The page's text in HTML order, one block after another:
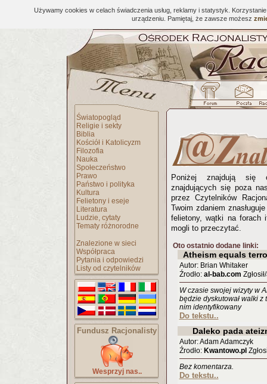
Używamy cookies w celach świadczenia usług, reklamy i statystyk.
urządzeniu. Pamiętaj, że zawsze możesz
Światopogląd
Religie i sekty
Biblia
Kościół i Katolicyzm
Filozofia
Nauka
Społeczeństwo
Prawo
Państwo i polityka
Kultura
Felietony i eseje
Literatura
Ludzie, cytaty
Tematy różnorodne
Znalezione w sieci
Współpraca
Pytania i odpowiedzi
Listy od czytelników
Fundusz Racjonalisty
Wesprzyj nas..
Poniżej znajdują się
znajdujących się poza
przez Czytelników
Twoim zdaniem
felietony, wątki na forach
mogli to przeczytać.
Oto ostatnio dodane linki:
Atheism equals
Autor: Brian Whitaker
Źrodło: al-bab.com
W czasie swojej wizyty w
będzie dyskutował walki z
nim identyfikowany
Do tekstu..
Daleko pada
Autor: Adam Adamczyk
Źrodło: Kwantowo.pl
Bez komentarza.
Do tekstu..